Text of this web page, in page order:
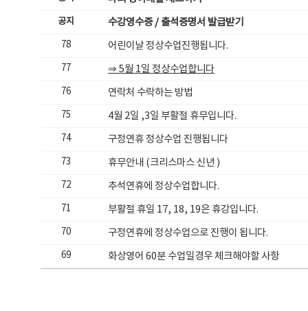
공지 수강영수증 / 출석증명서 발급받기
78 어린이날 정상수업진행됩니다.
77 ⇒ 5월 1일 정상수업합니다
76 연락처 수락하는 방법
75 4월 2일 ,3일 부활절 휴무입니다.
74 구정연휴 정상수업 진행됩니다
73 휴무안내 (크리스마스 신년 )
72 추석연휴에 정상수업합니다.
71 부활절 휴일 17, 18, 19은 휴강입니다.
70 구정연휴에 정상수업으로 진행이 됩니다.
69 화상영어 60분 수업일경우 체크해야할 사항